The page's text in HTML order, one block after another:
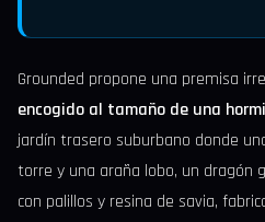
Grounded propone una premisa
encogido al tamaño de una
jardín trasero suburbano donde
torre y una araña lobo, un dragón
con palillos y resina de savia,